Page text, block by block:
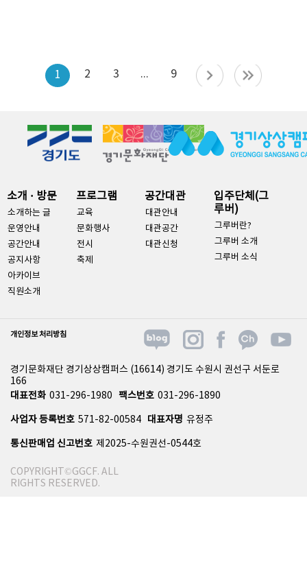
1 2 3 ... 9
소개 · 방문
소개하는 글
운영안내
공간안내
공지사항
아카이브
직원소개
프로그램
교육
문화행사
전시
축제
공간대관
대관안내
대관공간
대관신청
입주단체(그
루버)
그루버란?
그루버 소개
그루버 소식
개인정보 처리방침
경기문화재단 경기상상캠퍼스 (16614) 경기도 수원시 권선구 서둔로
166
대표전화 031-296-1980 팩스번호 031-296-1890
사업자 등록번호 571-82-00584 대표자명 유정주
통신판매업 신고번호 제2025-수원권선-0544호
COPYRIGHT©GGCF. ALL
RIGHTS RESERVED.